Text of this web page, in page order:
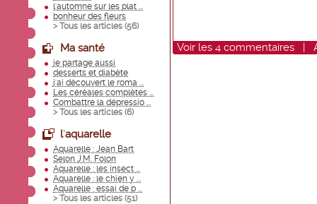
l'automne sur les plat ...
bonheur des fleurs
> Tous les articles (56)
Ma santé
je partage aussi
desserts et diabète
j'ai découvert le roma ...
Les céréales complètes ...
Combattre la dépressio ...
> Tous les articles (6)
l'aquarelle
Aquarelle : Jean Bart
Selon J.M. Folon
Aquarelle : les insect ...
Aquarelle : le chien y ...
Aquarelle : essai de p ...
> Tous les articles (51)
Voir les 4 commentaires |